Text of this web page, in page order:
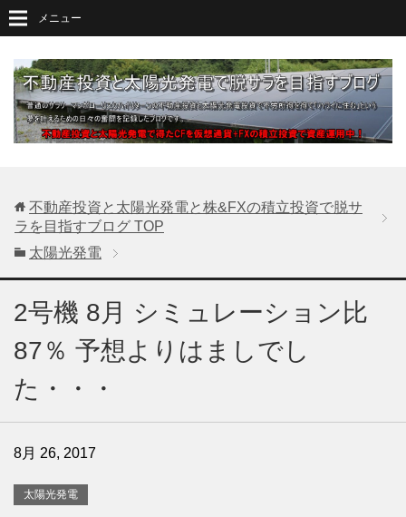
メニュー
不動産投資と太陽光発電と株&FXの積立投資で脱サ
ラを目指すブログ TOP
太陽光発電
2号機 8月 シミュレーション比
87％ 予想よりはましでし
た・・・
8月 26, 2017
太陽光発電